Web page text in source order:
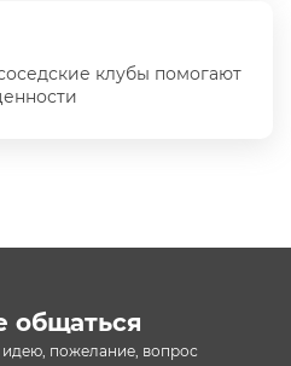
клубы помогают
общаться
идею, пожелание, вопрос